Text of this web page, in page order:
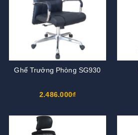
Ghế Trưởng Phòng SG930
2.486.000₫